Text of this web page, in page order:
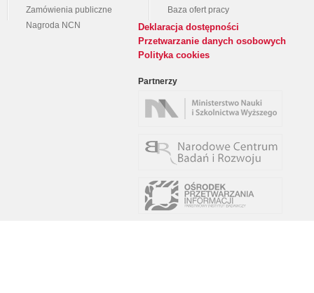
Zamówienia publiczne
Nagroda NCN
Baza ofert pracy
Deklaracja dostępności
Przetwarzanie danych osobowych
Polityka cookies
Partnerzy